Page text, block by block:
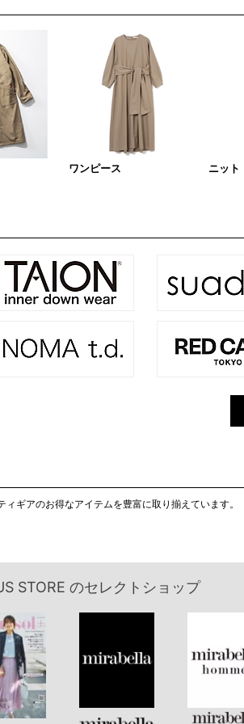
ワンピース ニット
ギアのお得なアイテムを豊富に取り揃えています。
STORE のセレクトショップ